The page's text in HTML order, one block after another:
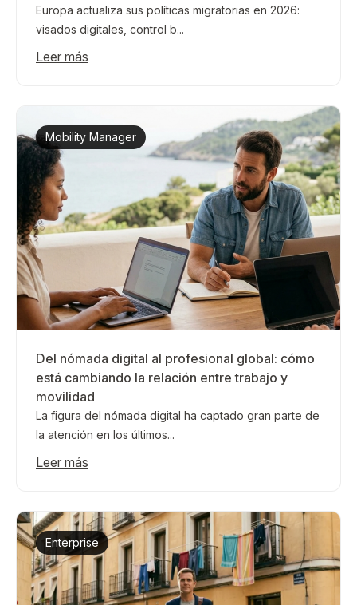
Europa actualiza sus políticas migratorias en 2026:
visados digitales, control b...
Leer más
Mobility Manager
Del nómada digital al profesional global: cómo
está cambiando la relación entre trabajo y
movilidad
La figura del nómada digital ha captado gran parte de
la atención en los últimos...
Leer más
Enterprise